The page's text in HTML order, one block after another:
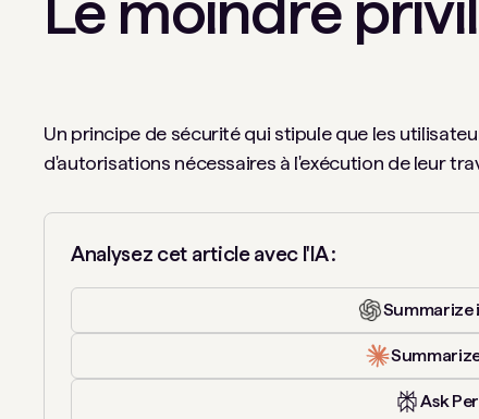
Un principe de sécurité qui stipule que les
d'autorisations nécessaires à l'exécution de leur
Analysez cet article avec l'IA :
Summarize
Ask